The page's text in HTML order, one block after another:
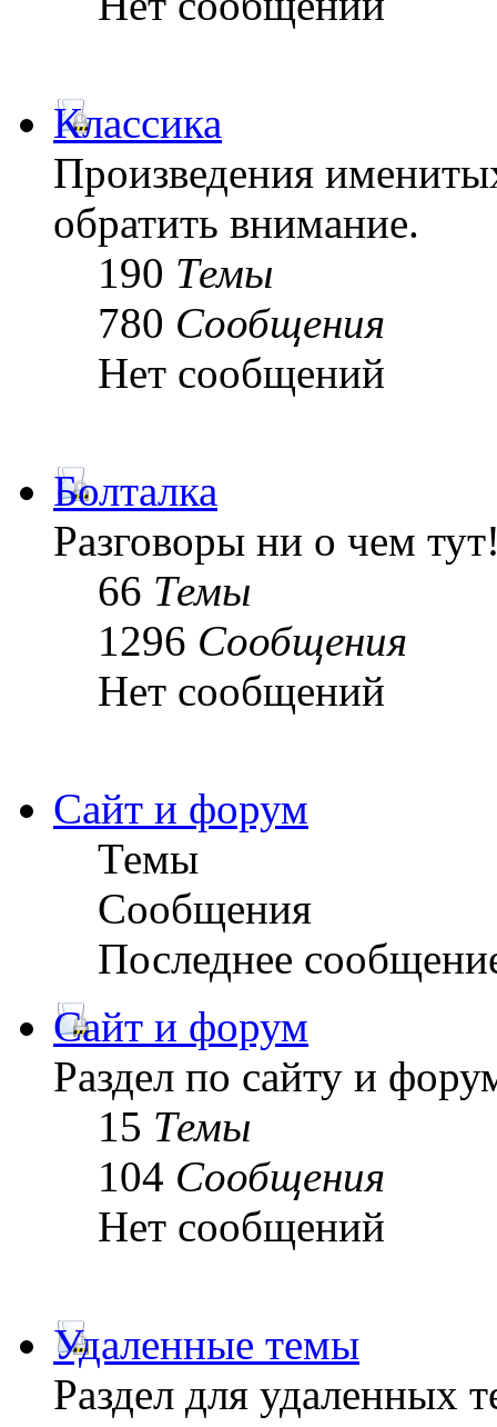
Классика
Произведения
обратить внимание.
190 Темы
780 Сообщения
Нет сообщений
Болталка
Разговоры ни о чем
66 Темы
1296 Сообщения
Нет сообщений
Сайт и форум
Темы
Сообщения
Последнее
Сайт и форум
Раздел по сайту и
15 Темы
104 Сообщения
Нет сообщений
Удаленные темы
Раздел для удаленных